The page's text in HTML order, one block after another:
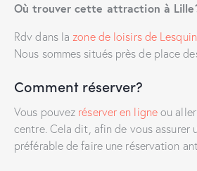
Où trouver cette attraction à
Rdv dans la zone de loisirs de Lesquin
Nous sommes situés près de place
Comment réserver?
Vous pouvez réserver en ligneou
centre. Cela dit, afin de vous assurer
préférable de faire une réservation